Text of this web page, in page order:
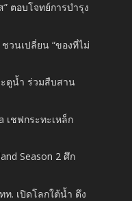
ตอบโจทย์การบำรุง
ชวนเปลี่ยน “ของที่ไม่
ะตูน้ำ ร่วมสืบสาน
เชฟกระทะเหล็ก
Season 2 ศึก
ท. เปิดโลกใต้น้ำ ดึง